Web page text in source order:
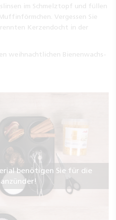
im Schmelztopf und füllen
Vergessen Sie
Kerzendocht in der
weihnachtlichen Bienenwachs-
benötigen Sie für die